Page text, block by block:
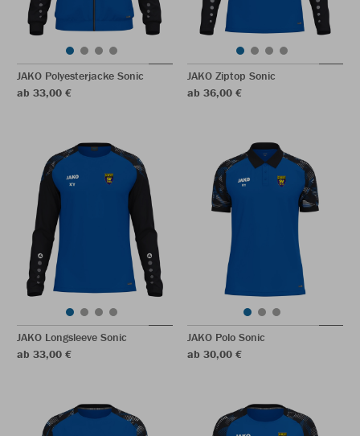
JAKO Polyesterjacke Sonic
ab 33,00 €
JAKO Ziptop Sonic
ab 36,00 €
JAKO Longsleeve Sonic
ab 33,00 €
JAKO Polo Sonic
ab 30,00 €